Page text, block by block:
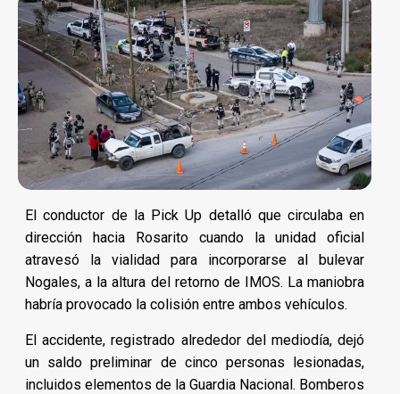
El conductor de la Pick Up detalló que circulaba en
dirección hacia Rosarito cuando la unidad oficial
atravesó la vialidad para incorporarse al bulevar
Nogales, a la altura del retorno de IMOS. La maniobra
habría provocado la colisión entre ambos vehículos.
El accidente, registrado alrededor del mediodía, dejó
un saldo preliminar de cinco personas lesionadas,
incluidos elementos de la Guardia Nacional. Bomberos